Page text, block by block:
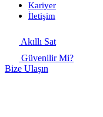
Kariyer
İletişim
Akıllı Sat
Güvenilir Mi?
Bize Ulaşın